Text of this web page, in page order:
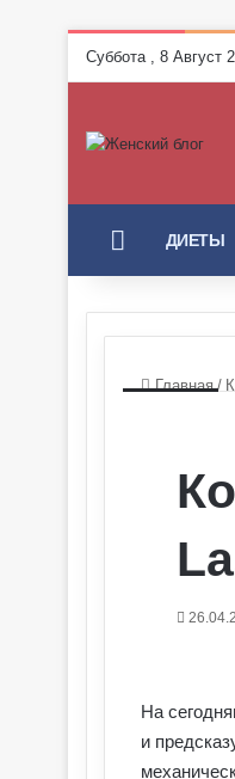
Суббота , 8 Август
ГЛАВНАЯ
ДИЕТЫ
Главная /
На
и